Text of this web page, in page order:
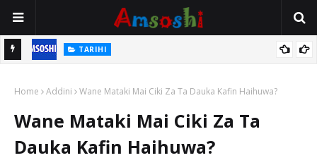
TARIHI
Mutane Ba Su Taba Ji Ba
Home Addini Wane Mataki Mai Ciki Za Ta Dauka Kafin Haihuwa?
Wane Mataki Mai Ciki Za Ta
Dauka Kafin Haihuwa?